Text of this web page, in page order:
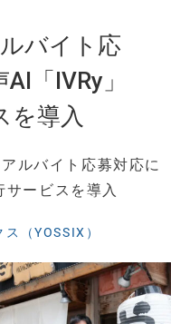
バイト応
「IVRy」
を導入
ルバイト応募対応に
ービスを導入
ス（YOSSIX）